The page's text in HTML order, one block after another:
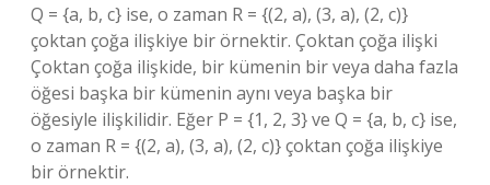
Q = {a, b, c} ise, o zaman R = {(2, a), (3, a), (2, c)}
çoktan çoğa ilişkiye bir örnektir. Çoktan çoğa ilişki
Çoktan çoğa ilişkide, bir kümenin bir veya daha fazla
öğesi başka bir kümenin aynı veya başka bir
öğesiyle ilişkilidir. Eğer P = {1, 2, 3} ve Q = {a, b, c} ise,
o zaman R = {(2, a), (3, a), (2, c)} çoktan çoğa ilişkiye
bir örnektir.